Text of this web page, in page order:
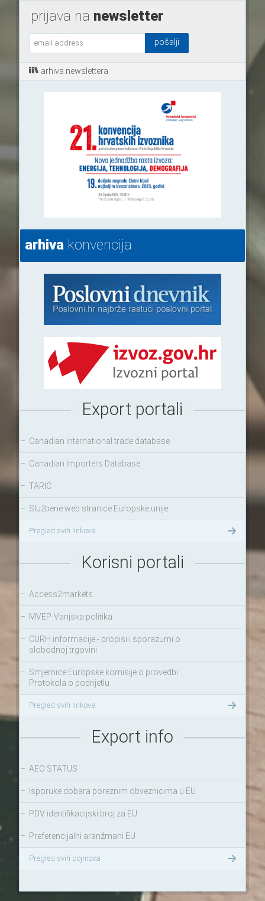
prijava na newsletter
arhiva newslettera
arhivakonvencija
Export portali
– Canadian International trade database
– Canadian Importers Database
– TARIC
– Službene web stranice Europske unije
Pregled svih linkova
Korisni portali
– Access2markets
– MVEP-Vanjska politika
– CURH informacije - propisi i sporazumi o
slobodnoj trgovini
– Smjernice Europske komisije o provedbi
Protokola o podrijetlu
Pregled svih linkova
Export info
– AEO STATUS
– Isporuke dobara poreznim obveznicima u EU
– PDV identifikacijski broj za EU
– Preferencijalni aranžmani EU
Pregled svih pojmova